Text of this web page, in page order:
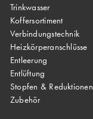
Trinkwasser
Koffersortiment
Verbindungstechnik
Heizkörperanschlüsse
Entleerung
Entlüftung
Stopfen & Reduktionen
Zubehör